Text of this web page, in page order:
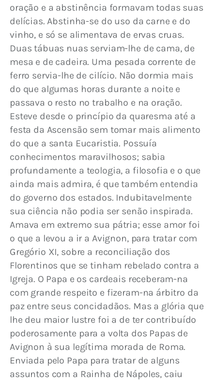
oração e a abstinência formavam todas suas
delícias. Abstinha-se do uso da carne e do
vinho, e só se alimentava de ervas cruas.
Duas tábuas nuas serviam-lhe de cama, de
mesa e de cadeira. Uma pesada corrente de
ferro servia-lhe de cilício. Não dormia mais
do que algumas horas durante a noite e
passava o resto no trabalho e na oração.
Esteve desde o princípio da quaresma até a
festa da Ascensão sem tomar mais alimento
do que a santa Eucaristia. Possuía
conhecimentos maravilhosos; sabia
profundamente a teologia, a filosofia e o que
ainda mais admira, é que também entendia
do governo dos estados. Indubitavelmente
sua ciência não podia ser senão inspirada.
Amava em extremo sua pátria; esse amor foi
o que a levou a ir a Avignon, para tratar com
Gregório XI, sobre a reconciliação dos
Florentinos que se tinham rebelado contra a
Igreja. O Papa e os cardeais receberam-na
com grande respeito e fizeram-na árbitro da
paz entre seus concidadãos. Mas a glória que
lhe deu maior lustre foi a de ter contribuído
poderosamente para a volta dos Papas de
Avignon à sua legítima morada de Roma.
Enviada pelo Papa para tratar de alguns
assuntos com a Rainha de Nápoles, caiu